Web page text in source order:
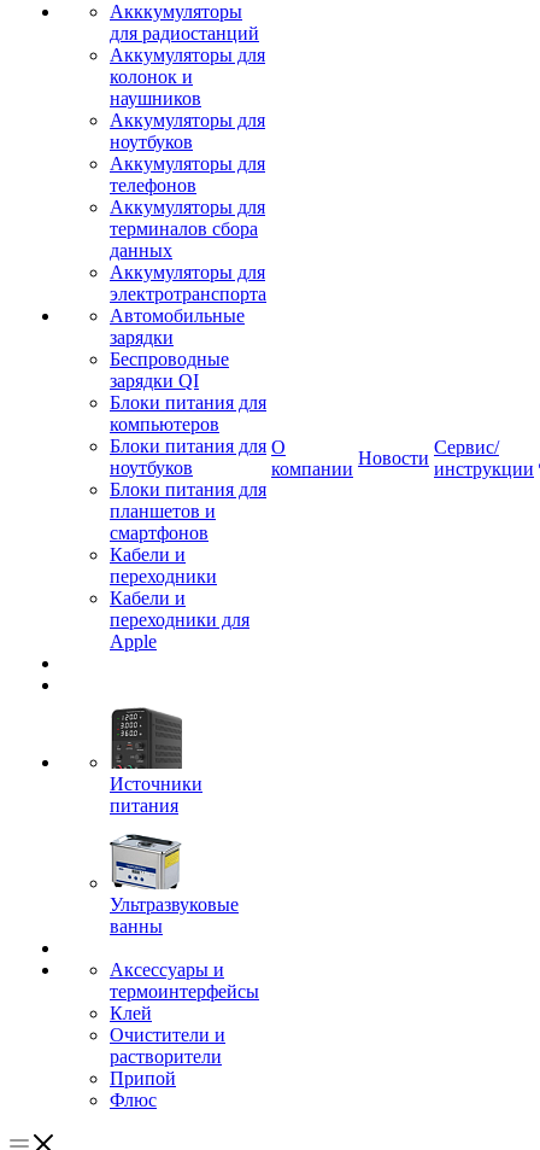
Акккумуляторы
для радиостанций
Аккумуляторы для
колонок и
наушников
Аккумуляторы для
ноутбуков
Аккумуляторы для
телефонов
Аккумуляторы для
терминалов сбора
данных
Аккумуляторы для
электротранспорта
Автомобильные
зарядки
Беспроводные
зарядки QI
Блоки питания для
компьютеров
Блоки питания для
ноутбуков
Блоки питания для
планшетов и
смартфонов
Кабели и
переходники
Кабели и
переходники для
Apple
Источники
питания
Ультразвуковые
ванны
Аксессуары и
термоинтерфейсы
Клей
Очистители и
растворители
Припой
Флюс
О
компании
Новости
Сервис/
инструкции